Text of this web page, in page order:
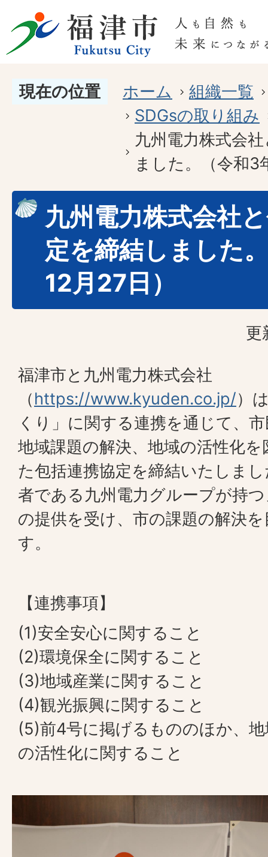
現在の位置 ホーム
組織一覧
SDGsの取り組み
九州電力株式会
ました。（令和3
九州電力株式会社
定を締結しました
12月27日）
更
福津市と九州電力株式会社
（https://www.kyuden.co.jp/）
くり」に関する連携を通じて、
地域課題の解決、地域の活性化
た包括連携協定を締結いたしま
者である九州電力グループが持
の提供を受け、市の課題の解決
す。
【連携事項】
(1)安全安心に関すること
(2)環境保全に関すること
(3)地域産業に関すること
(4)観光振興に関すること
(5)前4号に掲げるもののほか、
の活性化に関すること